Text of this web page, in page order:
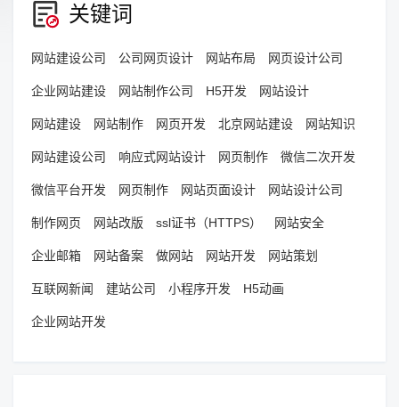
关键词
网站建设公司 公司网页设计 网站布局 网页设计公司
企业网站建设 网站制作公司 H5开发 网站设计
网站建设 网站制作 网页开发 北京网站建设 网站知识
网站建设公司 响应式网站设计 网页制作 微信二次开发
微信平台开发 网页制作 网站页面设计 网站设计公司
制作网页 网站改版 ssl证书（HTTPS） 网站安全
企业邮箱 网站备案 做网站 网站开发 网站策划
互联网新闻 建站公司 小程序开发 H5动画
企业网站开发